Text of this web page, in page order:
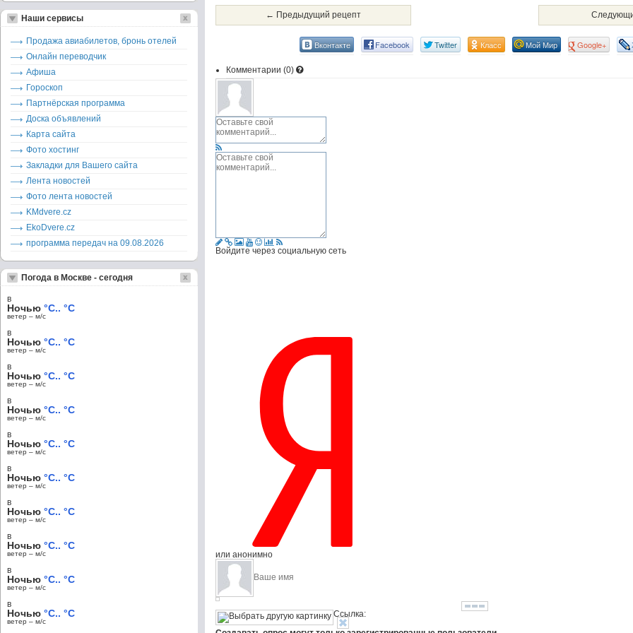
← Предыдущий рецепт
Вконтакте Facebook Twitter Класс Мой Мир Google+
Комментарии (0)
Войдите через социальную сеть
или анонимно
Ссылка:
Наши сервисы
Продажа авиабилетов, бронь отелей
Онлайн переводчик
Афиша
Гороскоп
Партнёрская программа
Доска объявлений
Карта сайта
Фото хостинг
Закладки для Вашего сайта
Лента новостей
Фото лента новостей
KMdvere.cz
EkoDvere.cz
программа передач на 09.08.2026
Погода в Москве - сегодня
в
Ночью °C.. °C
ветер – м/c
в
Ночью °C.. °C
ветер – м/c
в
Ночью °C.. °C
ветер – м/c
в
Ночью °C.. °C
ветер – м/c
в
Ночью °C.. °C
ветер – м/c
в
Ночью °C.. °C
ветер – м/c
в
Ночью °C.. °C
ветер – м/c
в
Ночью °C.. °C
ветер – м/c
в
Ночью °C.. °C
ветер – м/c
в
Ночью °C.. °C
ветер – м/c